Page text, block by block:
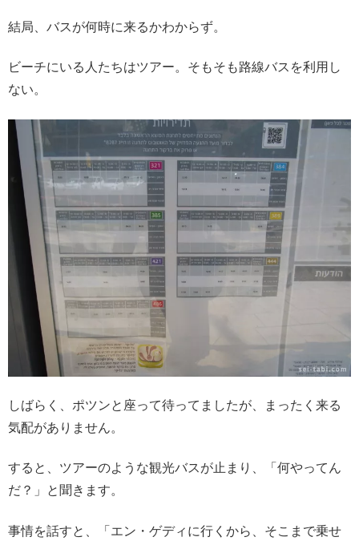
結局、バスが何時に来るかわからず。
ビーチにいる人たちはツアー。そもそも路線バスを利用し
ない。
しばらく、ポツンと座って待ってましたが、まったく来る
気配がありません。
すると、ツアーのような観光バスが止まり、「何やってん
だ？」と聞きます。
事情を話すと、「エン・ゲディに行くから、そこまで乗せ